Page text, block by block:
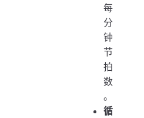
每
分
钟
节
拍
数
。
循